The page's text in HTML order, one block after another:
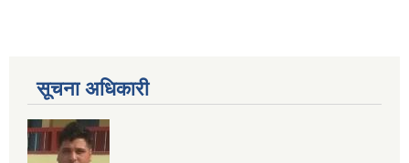
सूचना अधिकारी